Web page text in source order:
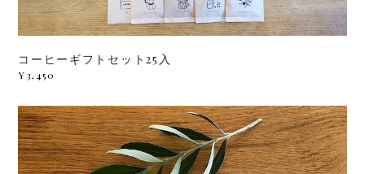
コーヒーギフトセット25入
¥3,450